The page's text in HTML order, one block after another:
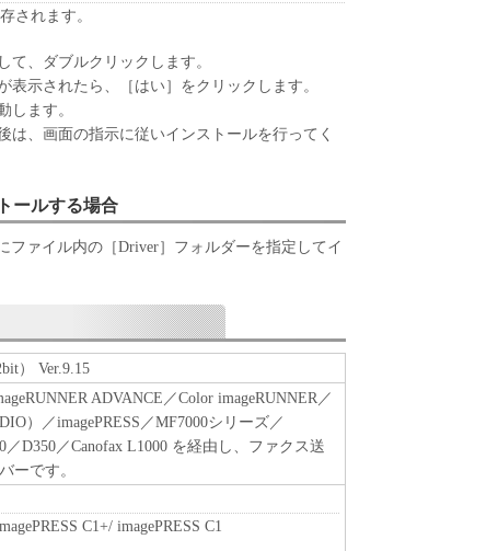
2条、第4条から第7条まで、第8条第4項および
RIGHTS NOTICE
国政府の機関また団体を意味します。もしお
る場合、以下の規定が適用されます ： The
as that term is defined at 48 C.F.R. 2.101 (Oct
software" and "commercial computer
48 C.F.R. 227.7202-1 through 227.7202-4 (June
shall acquire the SOFTWARE with only those
is Canon Inc./30-2, Shimomaruko 3-chome,
とします。
の一部が法律により無効であると決定された
有効に存続するものとします。
されます。
て、ダブルクリックします。
表示されたら、［はい］をクリックします。
します。
は、画面の指示に従いインストールを行ってく
ールする場合
ファイル内の［Driver］フォルダーを指定してイ
） Ver.9.15
ADVANCE／Color imageRUNNER／
）／imagePRESS／MF7000シリーズ／
／D350／Canofax L1000 を経由し、ファクス送
ーです。
C1+/ imagePRESS C1